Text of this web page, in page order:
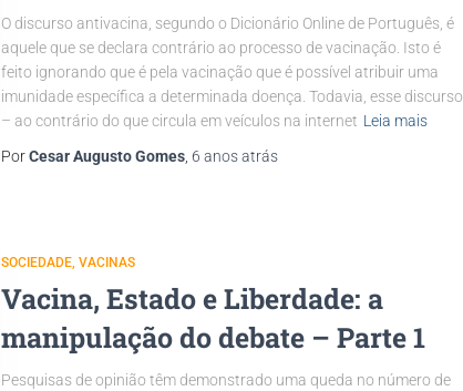
O discurso antivacina, segundo o Dicionário Online de Português, é
aquele que se declara contrário ao processo de vacinação. Isto é
feito ignorando que é pela vacinação que é possível atribuir uma
imunidade específica a determinada doença. Todavia, esse discurso
– ao contrário do que circula em veículos na internet Leia mais
PorCesar Augusto Gomes 6 anosatrás
SOCIEDADE VACINAS
Vacina, Estado e Liberdade: a
manipulação do debate – Parte 1
Pesquisas de opinião têm demonstrado uma queda no número de